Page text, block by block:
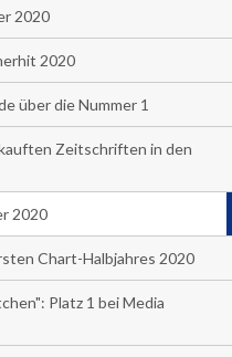
2020
2020
über die Nummer 1
Zeitschriften in den
2020
Chart-Halbjahres 2020
Platz 1 bei Media